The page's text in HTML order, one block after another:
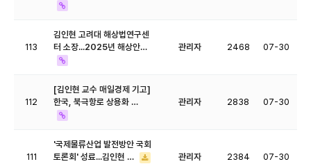
113
김인현 고려대 해상법연구센
터 소장...2025년 해상안…
관리자 2468 07-30
112
[김인현 교수 매일경제 기고]
한국, 북극항로 상용화 …
관리자 2838 07-30
111
'국제물류산업 발전방안 국회
토론회' 성료...김인현 …
관리자 2384 07-30